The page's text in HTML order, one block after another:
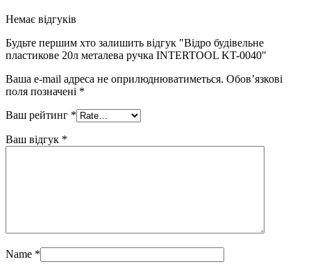
Немає відгуків
Будьте першим хто залишить відгук "Відро будівельне
пластикове 20л металева ручка INTERTOOL KT-0040"
Ваша e-mail адреса не оприлюднюватиметься. Обов’язкові
поля позначені *
Ваш рейтинг *
Ваш відгук *
Name *